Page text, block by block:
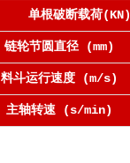
单根破断载荷(KN)
链轮节圆直径 (mm)
料斗运行速度 (m/s)
主轴转速 (s/min)